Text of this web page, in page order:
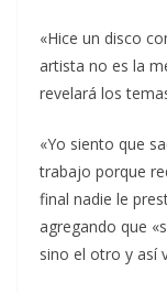
«Hice un disco
artista no es la
revelará los
«Yo siento que
trabajo porque
final nadie le
agregando que
sino el otro y así